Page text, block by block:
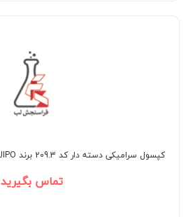
کپسول سرامیکی دسته دار کد 209.3 برند JIPO حجم 176 میلی لیتر
تماس بگیرید